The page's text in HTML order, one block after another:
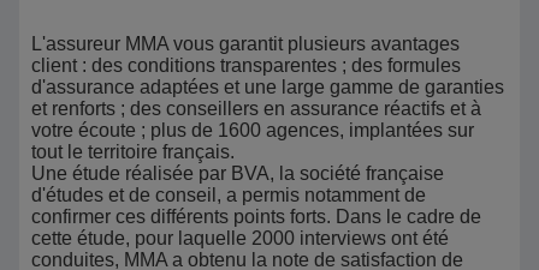
L'assureur MMA vous garantit plusieurs avantages
client : des conditions transparentes ; des formules
d'assurance adaptées et une large gamme de garanties
et renforts ; des conseillers en assurance réactifs et à
votre écoute ; plus de 1600 agences, implantées sur
tout le territoire français.
Une étude réalisée par BVA, la société française
d'études et de conseil, a permis notamment de
confirmer ces différents points forts. Dans le cadre de
cette étude, pour laquelle 2000 interviews ont été
conduites, MMA a obtenu la note de satisfaction de